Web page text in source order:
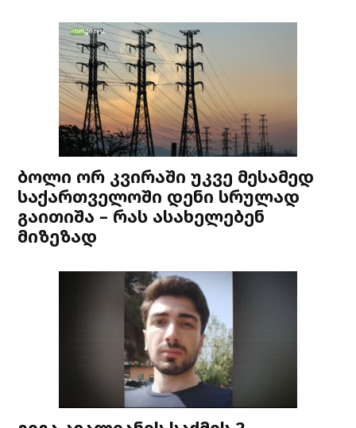
ბოლი ორ კვირაში უკვე მესამედ
საქართველოში დენი სრულად
გაითიშა – რას ასახელებენ
მიზეზად